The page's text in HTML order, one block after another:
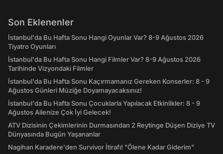
Son Eklenenler
İstanbul'da Bu Hafta Sonu Hangi Oyunlar Var? 8-9 Ağustos 2026
Tiyatro Oyunları
İstanbul'da Bu Hafta Sonu Hangi Filmler Var? 8-9 Ağustos 2026
Tarihinde Vizyondaki Filmler
İstanbul'da Bu Hafta Sonu Kaçırmamanız Gereken Konserler: 8 - 9
Ağustos Günleri Müziğe Doyamayacaksınız!
İstanbul'da Bu Hafta Sonu Çocuklarla Yapılacak Etkinlikler: 8 - 9
Ağustos Ailenize Çok İyi Gelecek!
ATV Dizisinin Çekimlerinin Durmasından 2 Reytinge Düşen Diziye TV
Dünyasında Bugün Yaşananlar
Nagihan Karadere'den Survivor İtirafı! "Ölene Kadar Giderim"